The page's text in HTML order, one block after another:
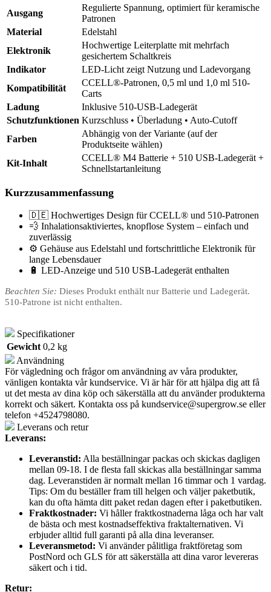
Ausgang
Regulierte Spannung, optimiert für keramische
Patronen
Material
Edelstahl
Elektronik
Hochwertige Leiterplatte mit mehrfach
gesichertem Schaltkreis
Indikator
LED-Licht zeigt Nutzung und Ladevorgang
Kompatibilität
CCELL®-Patronen, 0,5 ml und 1,0 ml 510-
Carts
Ladung
Inklusive 510-USB-Ladegerät
Schutzfunktionen Kurzschluss • Überladung • Auto-Cutoff
Farben
Abhängig von der Variante (auf der
Produktseite wählen)
Kit-Inhalt
CCELL® M4 Batterie + 510 USB-Ladegerät +
Schnellstartanleitung
Kurzzusammenfassung
🇩🇪 Hochwertiges Design für CCELL® und 510-Patronen
💨 Inhalationsaktiviertes, knopflose System – einfach und
zuverlässig
⚙️ Gehäuse aus Edelstahl und fortschrittliche Elektronik für
lange Lebensdauer
🔋 LED-Anzeige und 510 USB-Ladegerät enthalten
Beachten Sie: Dieses Produkt enthält nur Batterie und Ladegerät.
510-Patrone ist nicht enthalten.
Specifikationer
Gewicht 0,2 kg
Användning
För vägledning och frågor om användning av våra produkter,
vänligen kontakta vår kundservice. Vi är här för att hjälpa dig att få
ut det mesta av dina köp och säkerställa att du använder produkterna
korrekt och säkert. Kontakta oss på kundservice@supergrow.se eller
telefon +4524798080.
Leverans och retur
Leverans:
Leveranstid: Alla beställningar packas och skickas dagligen
mellan 09-18. I de flesta fall skickas alla beställningar samma
dag. Leveranstiden är normalt mellan 16 timmar och 1 vardag.
Tips: Om du beställer fram till helgen och väljer paketbutik,
kan du ofta hämta ditt paket redan dagen efter i paketbutiken.
Fraktkostnader: Vi håller fraktkostnaderna låga och har valt
de bästa och mest kostnadseffektiva fraktalternativen. Vi
erbjuder alltid full garanti på alla dina leveranser.
Leveransmetod: Vi använder pålitliga fraktföretag som
PostNord och GLS för att säkerställa att dina varor levereras
säkert och i tid.
Retur: